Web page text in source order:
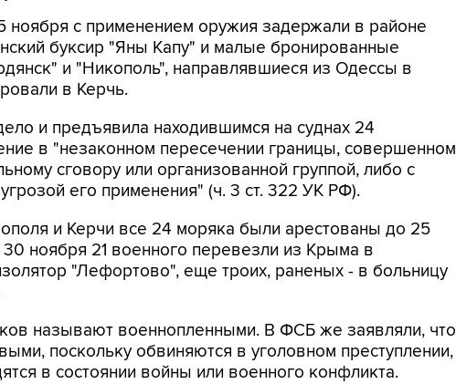
ноября с применением оружия задержали в районе
буксир "Яны Капу" и малые бронированные
и "Никополь", направлявшиеся из Одессы в
в Керчь.
и предъявила находившимся на суднах 24
в "незаконном пересечении границы, совершенном
сговору или организованной группой, либо с
его применения" (ч. 3 ст. 322 УК РФ).
и Керчи все 24 моряка были арестованы до 25
ноября 21 военного перевезли из Крыма в
"Лефортово", еще троих, раненых - в больницу
называют военнопленными. В ФСБ же заявляли, что
поскольку обвиняются в уголовном преступлении,
в состоянии войны или военного конфликта.